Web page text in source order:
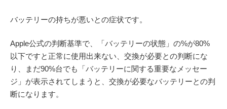
バッテリーの持ちが悪いとの症状です。
Apple公式の判断基準で、「バッテリーの状態」の%が80%
以下ですと正常に使用出来ない、交換が必要との判断にな
り、まだ90%台でも「バッテリーに関する重要なメッセー
ジ」が表示されてしまうと、交換が必要なバッテリーとの判
断になります。